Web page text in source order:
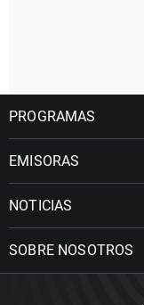
PROGRAMAS
EMISORAS
NOTICIAS
SOBRE NOSOTROS